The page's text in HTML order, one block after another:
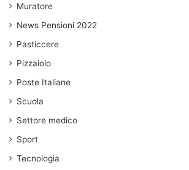
Muratore
News Pensioni 2022
Pasticcere
Pizzaiolo
Poste Italiane
Scuola
Settore medico
Sport
Tecnologia